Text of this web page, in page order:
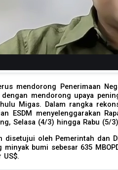
mendorong Penerimaan
mendorong upaya
Migas. Dalam rangka
ESDM menyelenggarakan
Selasa (4/3) hingga Rabu (5/
disetujui oleh Pemerintah dan
bumi sebesar 635
US$.